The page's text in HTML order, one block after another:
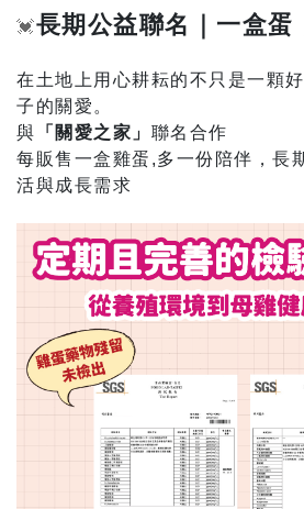
💓長期公益聯名｜一盒蛋
在土地上用心耕耘的不只是一顆
子的關愛。
與 「關愛之家」 聯名合作
每販售一盒雞蛋,多一份陪伴，長
活與成長需求